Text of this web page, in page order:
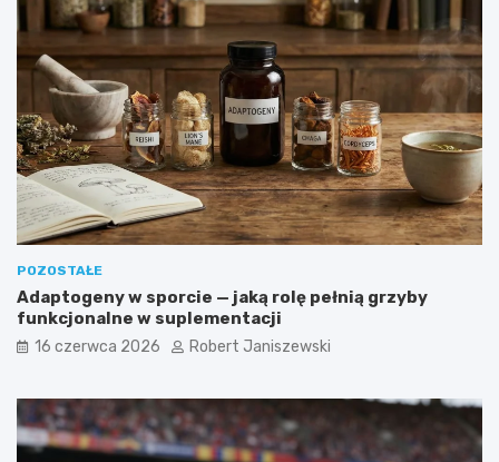
POZOSTAŁE
Adaptogeny w sporcie — jaką rolę pełnią grzyby
funkcjonalne w suplementacji
16 czerwca 2026 Robert Janiszewski